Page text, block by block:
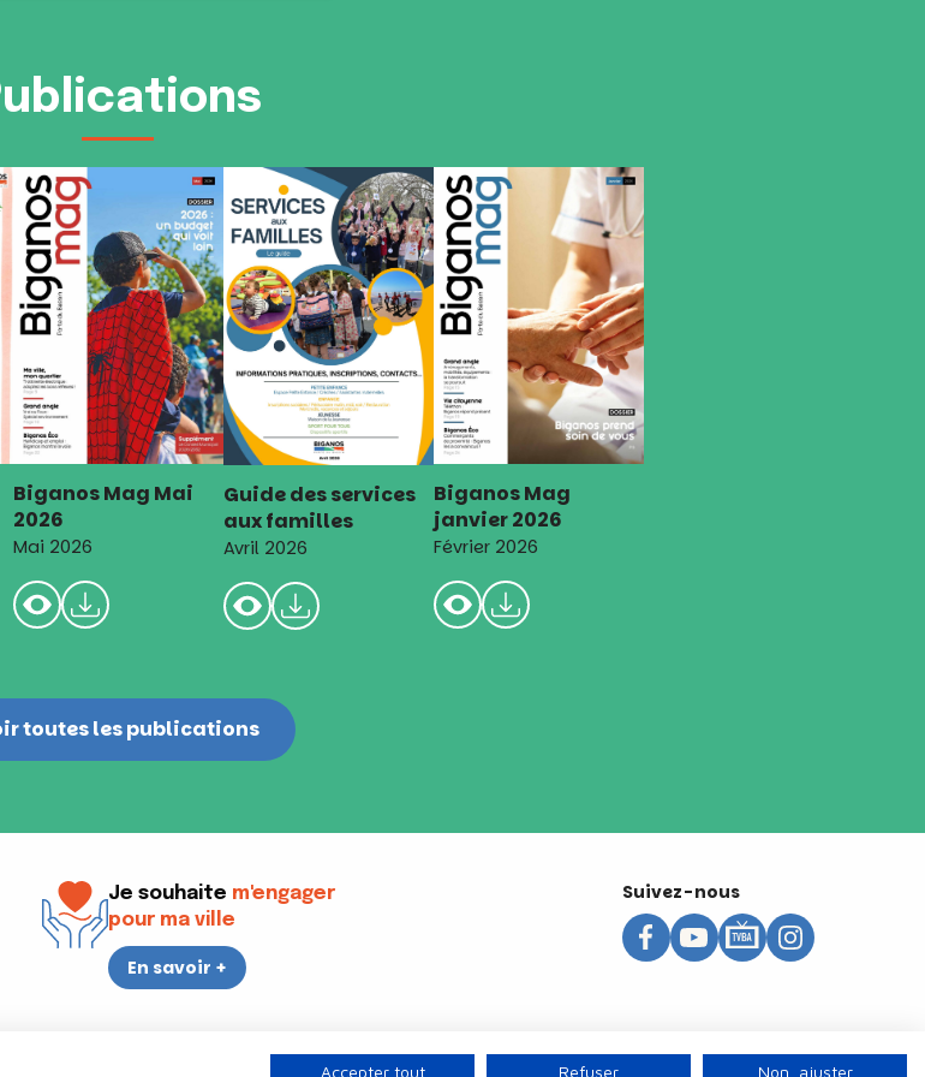
Biganos Mag Mai
2026
Mai 2026
Guide des services
aux familles
Avril 2026
Biganos Mag
janvier 2026
Février 2026
toutes les publications
Je souhaite m'engager
pour ma ville
En savoir +
Suivez-nous
Accepter tout Refuser Non, ajuster